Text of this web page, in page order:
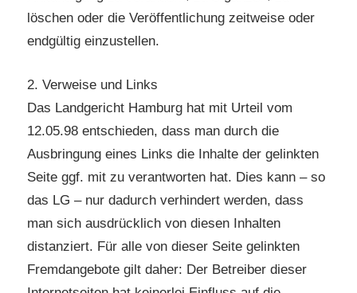
löschen oder die Veröffentlichung zeitweise oder
endgültig einzustellen.
2. Verweise und Links
Das Landgericht Hamburg hat mit Urteil vom
12.05.98 entschieden, dass man durch die
Ausbringung eines Links die Inhalte der gelinkten
Seite ggf. mit zu verantworten hat. Dies kann – so
das LG – nur dadurch verhindert werden, dass
man sich ausdrücklich von diesen Inhalten
distanziert. Für alle von dieser Seite gelinkten
Fremdangebote gilt daher: Der Betreiber dieser